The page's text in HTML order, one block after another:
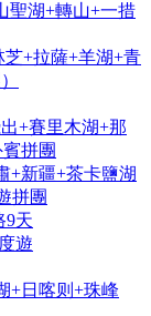
聖湖+轉山+一措
+拉薩+羊湖+青
+賽里木湖+那
拼團
+新疆+茶卡鹽湖
拼團
9天
遊
+日喀则+珠峰